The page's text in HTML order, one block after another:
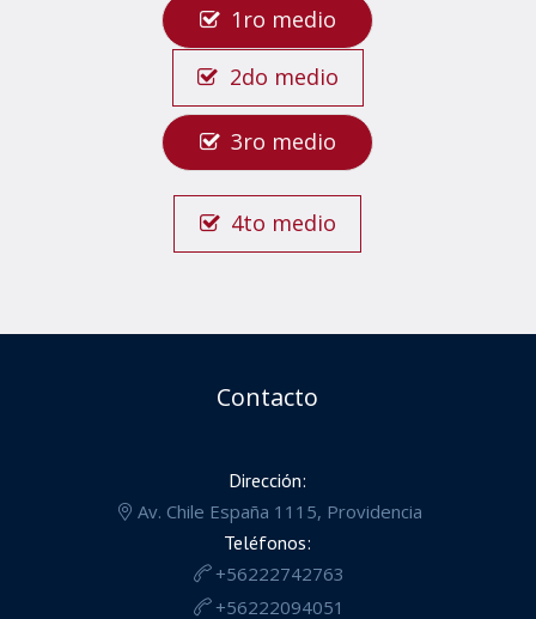
1ro medio
2do medio
3ro medio
4to medio
Contacto
Dirección:
Av. Chile España 1115, Providencia
Teléfonos:
+56222742763
+56222094051